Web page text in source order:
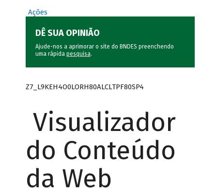
Ações
DÊ SUA OPINIÃO
Ajude-nos a aprimorar o site do BNDES preenchendo
uma rápida pesquisa.
Z7_L9KEH4O0LORH80ALCLTPF80SP4
Visualizador
do Conteúdo
da Web